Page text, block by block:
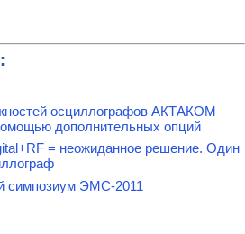
осциллографов АКТАКОМ
дополнительных опций
= неожиданное решение. Один
симпозиум ЭМС-2011